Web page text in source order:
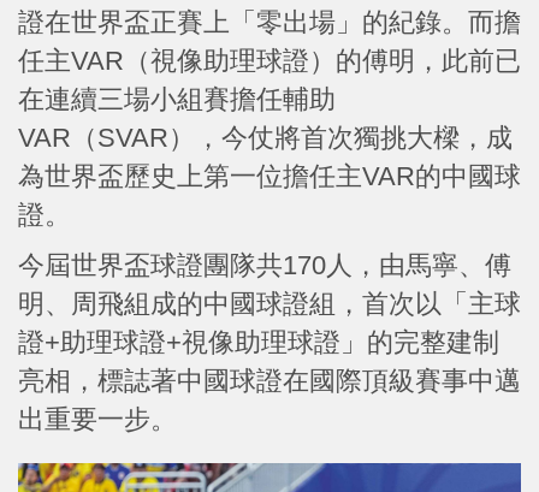
證在世界盃正賽上「零出場」的紀錄。而擔
任主VAR（視像助理球證）的傅明，此前已
在連續三場小組賽擔任輔助
VAR（SVAR），今仗將首次獨挑大樑，成
為世界盃歷史上第一位擔任主VAR的中國球
證。
今屆世界盃球證團隊共170人，由馬寧、傅
明、周飛組成的中國球證組，首次以「主球
證+助理球證+視像助理球證」的完整建制
亮相，標誌著中國球證在國際頂級賽事中邁
出重要一步。